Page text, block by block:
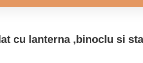
cu lanterna ,binoclu si